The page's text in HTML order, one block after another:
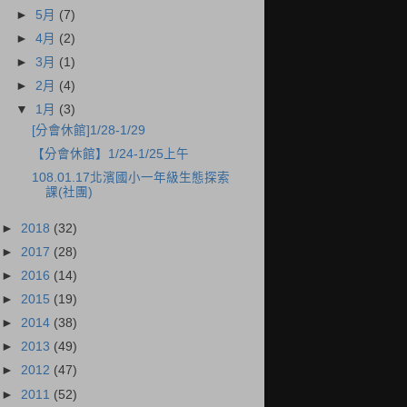
► 5月 (7)
►4月 (2)
►3月 (1)
► 2月 (4)
▼ 1月 (3)
[分會休館]1/28-1/29
【分會休館】1/24-1/25上午
108.01.17北濱國小一年級生態探索
課(社團)
► 2018 (32)
► 2017 (28)
► 2016 (14)
► 2015 (19)
► 2014 (38)
► 2013 (49)
► 2012 (47)
► 2011 (52)